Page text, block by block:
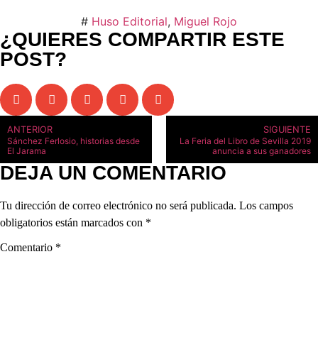
# Huso Editorial, Miguel Rojo
¿QUIERES COMPARTIR ESTE
POST?
ANTERIOR
Sánchez Ferlosio, historias desde
El Jarama
SIGUIENTE
La Feria del Libro de Sevilla 2019
anuncia a sus ganadores
DEJA UN COMENTARIO
Tu dirección de correo electrónico no será publicada. Los campos
obligatorios están marcados con *
Comentario *